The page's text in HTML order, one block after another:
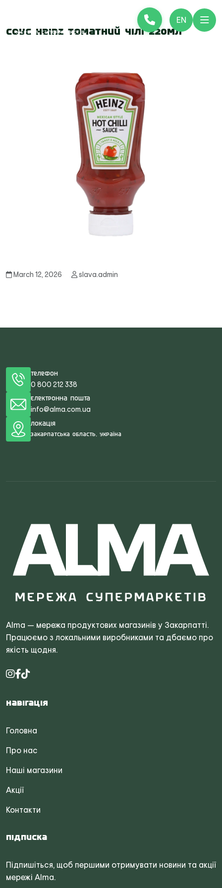
EN
Соус Heinz томатний Чілі 220мл
March 12, 2026 slava.admin
Телефон
0 800 212 338
Електронна пошта
info@alma.com.ua
Локація
Закарпатська область, Україна
Alma — мережа продуктових магазинів у Закарпатті.
Працюємо з локальними виробниками та дбаємо про
якість щодня.
Навігація
Головна
Про нас
Наші магазини
Акції
Контакти
Підписка
Підпишіться, щоб першими отримувати новини та акції
мережі Alma.